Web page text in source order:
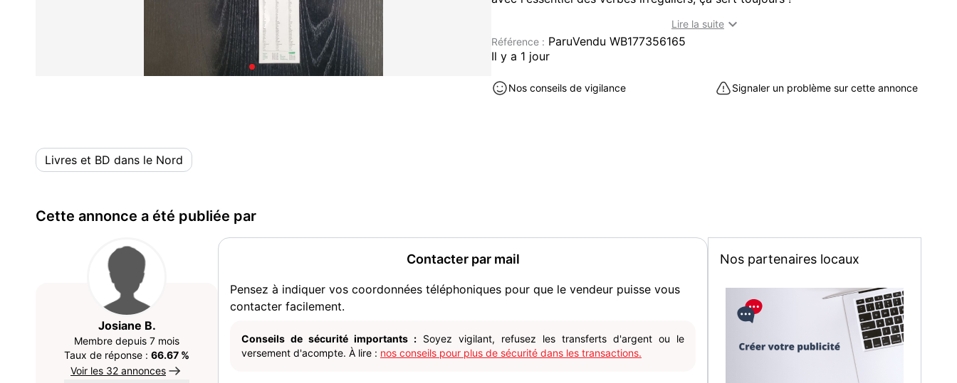
- Format : Grand format
- Langue : Anglais
- Éditeur : Hachette
N'hésitez pas à me contacter pour plus d'informations ou pour convenir des
modalités de la transaction.
Lire la suite 
Référence : ParuVendu WB177356165
Il y a 1 jour
Nos conseils de vigilance Signaler un problème sur cette annonce
Livres et BD dans le Nord
Cette annonce a été publiée par
Josiane B.
Membre depuis 7 mois
Taux de réponse : 66.67 %
Voir les 32 annonces
Contacter par mail
Pensez à indiquer vos coordonnées téléphoniques pour que le vendeur puisse vous
contacter facilement.
Conseils de sécurité importants : Soyez vigilant, refusez les transferts d'argent ou le
versement d'acompte. À lire : nos conseils pour plus de sécurité dans les transactions.
Nos partenaires locaux